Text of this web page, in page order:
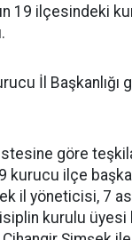
19 ilçesindeki
İl Başkanlığı
göre
kurucu ilçe
il yöneticisi, 7
kurulu üyesi